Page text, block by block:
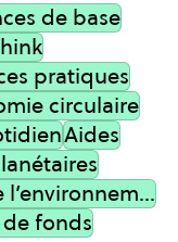
de base
pratiques
circulaire
Aides
Psychologie de l’environnement
fonds